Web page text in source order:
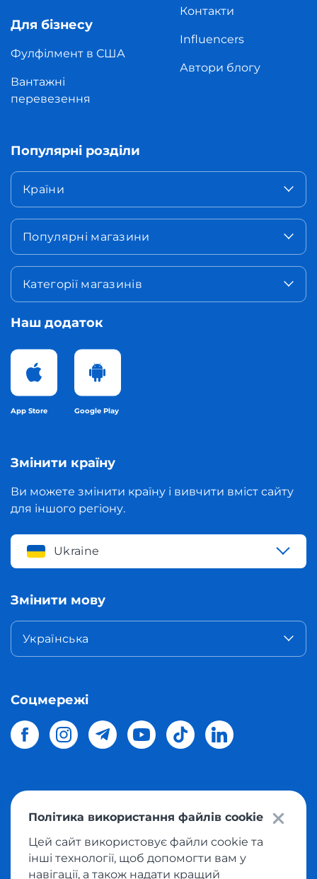
Для бізнесу
Фулфілмент в США
Вантажні
перевезення
Контакти
Influencers
Автори блогу
Популярні розділи
Країни
Популярні магазини
Категорії магазинів
Наш додаток
App Store Google Play
Змінити країну
Ви можете змінити країну і вивчити вміст сайту
для іншого регіону.
Ukraine
Змінити мову
Українська
Соцмережі
магазинів світу в Україну.Всі права захищені
Політика конфіденційності
Політика використання файлів cookie
Цей сайт використовує файли cookie та
інші технології, щоб допомогти вам у
навігації, а також надати кращий